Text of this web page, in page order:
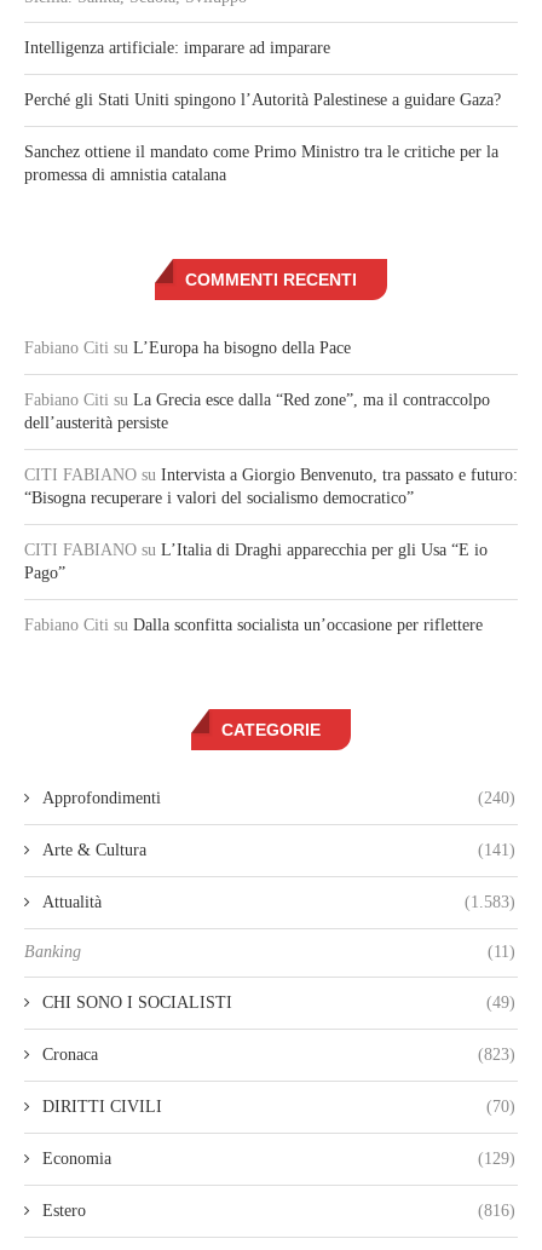
Intelligenza artificiale: imparare ad imparare
Perché gli Stati Uniti spingono l’Autorità Palestinese a guidare Gaza?
Sanchez ottiene il mandato come Primo Ministro tra le critiche per la
promessa di amnistia catalana
COMMENTI RECENTI
Fabiano Citi su L’Europa ha bisogno della Pace
Fabiano Citi su La Grecia esce dalla “Red zone”, ma il contraccolpo
dell’austerità persiste
CITI FABIANO su Intervista a Giorgio Benvenuto, tra passato e futuro:
“Bisogna recuperare i valori del socialismo democratico”
CITI FABIANO su L’Italia di Draghi apparecchia per gli Usa “E io
Pago”
Fabiano Citi su Dalla sconfitta socialista un’occasione per riflettere
CATEGORIE
Approfondimenti (240)
Arte & Cultura (141)
Attualità (1.583)
Banking (11)
CHI SONO I SOCIALISTI (49)
Cronaca (823)
DIRITTI CIVILI (70)
Economia (129)
Estero (816)